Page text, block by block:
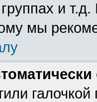
и
мы
галочкой